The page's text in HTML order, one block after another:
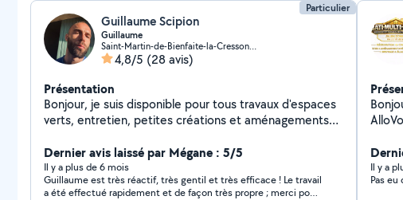
Particulier
Guillaume Scipion
Guillaume
Saint-Martin-de-Bienfaite-la-Cressonnière (Saint-Martin-de-Bienfaite-la-Cressonnière)
4,8/5 (28 avis)
Présentation
Bonjour, je suis disponible pour tous travaux d'espaces
verts, entretien, petites créations et aménagements
reste à votre disposition pour tous renseignements.
Dernier avis laissé par Mégane : 5/5
Il y a plus de 6 mois
Guillaume est très réactif, très gentil et très efficace ! Le travail
a été effectué rapidement et de façon très propre ; merci pour
Il y a
Pas